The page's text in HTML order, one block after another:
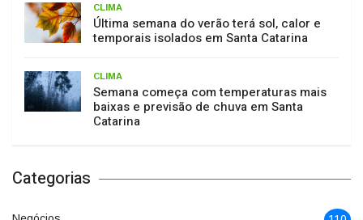
CLIMA
Última semana do verão terá sol, calor e
temporais isolados em Santa Catarina
CLIMA
Semana começa com temperaturas mais
baixas e previsão de chuva em Santa
Catarina
Categorias